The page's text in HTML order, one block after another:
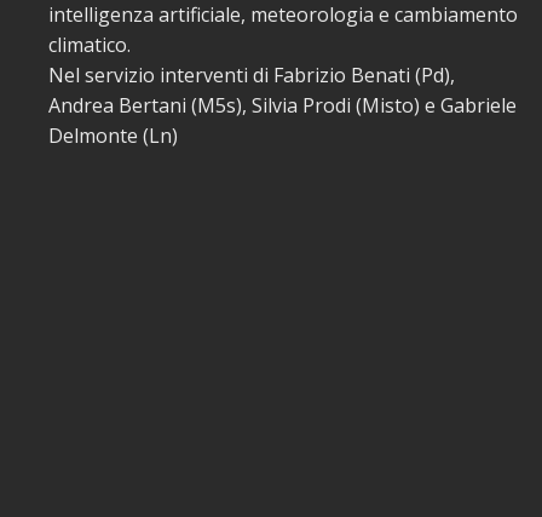
intelligenza artificiale, meteorologia e cambiamento
climatico.
Nel servizio interventi di Fabrizio Benati (Pd),
Andrea Bertani (M5s), Silvia Prodi (Misto) e Gabriele
Delmonte (Ln)